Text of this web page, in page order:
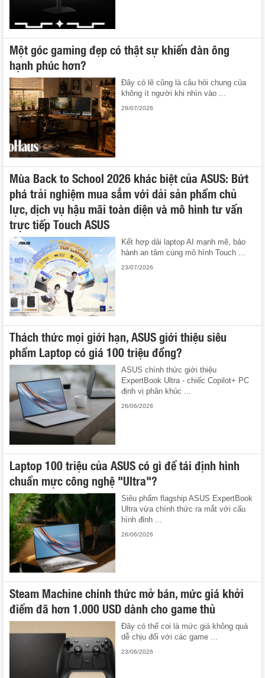
Một góc gaming đẹp có thật sự khiến đàn ông
hạnh phúc hơn?
Đây có lẽ cũng là câu hỏi chung của
không ít người khi nhìn vào ...
29/07/2026
Mùa Back to School 2026 khác biệt của ASUS: Bứt
phá trải nghiệm mua sắm với dải sản phẩm chủ
lực, dịch vụ hậu mãi toàn diện và mô hình tư vấn
trực tiếp Touch ASUS
Kết hợp dải laptop AI mạnh mẽ, bảo
hành an tâm cùng mô hình Touch ...
23/07/2026
Thách thức mọi giới hạn, ASUS giới thiệu siêu
phẩm Laptop có giá 100 triệu đồng?
ASUS chính thức giới thiệu
ExpertBook Ultra - chiếc Copilot+ PC
định vị phân khúc ...
26/06/2026
Laptop 100 triệu của ASUS có gì để tái định hình
chuẩn mực công nghệ "Ultra"?
Siêu phẩm flagship ASUS ExpertBook
Ultra vừa chính thức ra mắt với cấu
hình đỉnh ...
26/06/2026
Steam Machine chính thức mở bán, mức giá khởi
điểm đã hơn 1.000 USD dành cho game thủ
Đây có thể coi là mức giá không quá
dễ chịu đối với các game ...
23/06/2026